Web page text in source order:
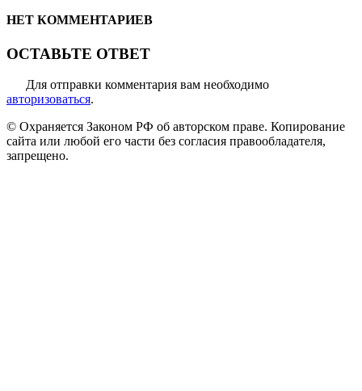
НЕТ КОММЕНТАРИЕВ
ОСТАВЬТЕ ОТВЕТ
Для отправки комментария вам необходимо
авторизоваться.
© Охраняется Законом РФ об авторском праве. Копирование
сайта или любой его части без согласия правообладателя,
запрещено.